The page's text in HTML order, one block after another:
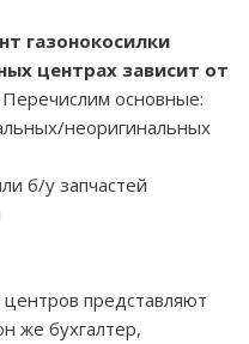
газонокосилки
центрах зависит от
Перечислим основные:
неоригинальных
б/у запчастей
представляют
же бухгалтер,